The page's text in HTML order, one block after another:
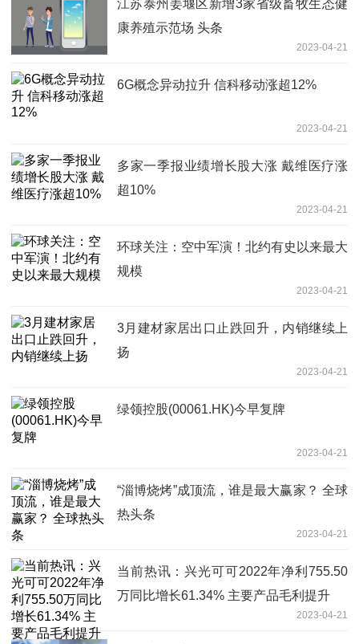
江苏泰州姜堰区新增3家省级畜牧生态健
康养殖示范场 头条
2023-04-21
6G概念异动拉升 信科移动涨超12%
2023-04-21
多家一季报业绩增长股大涨 戴维医疗涨
超10%
2023-04-21
环球关注：空中军演！北约有史以来最大
规模
2023-04-21
3月建材家居出口止跌回升，内销继续上
扬
2023-04-21
绿领控股(00061.HK)今早复牌
2023-04-21
“淄博烧烤”成顶流，谁是最大赢家？ 全球
热头条
2023-04-21
当前热讯：兴光可可2022年净利755.50
万同比增长61.34% 主要产品毛利提升
2023-04-21